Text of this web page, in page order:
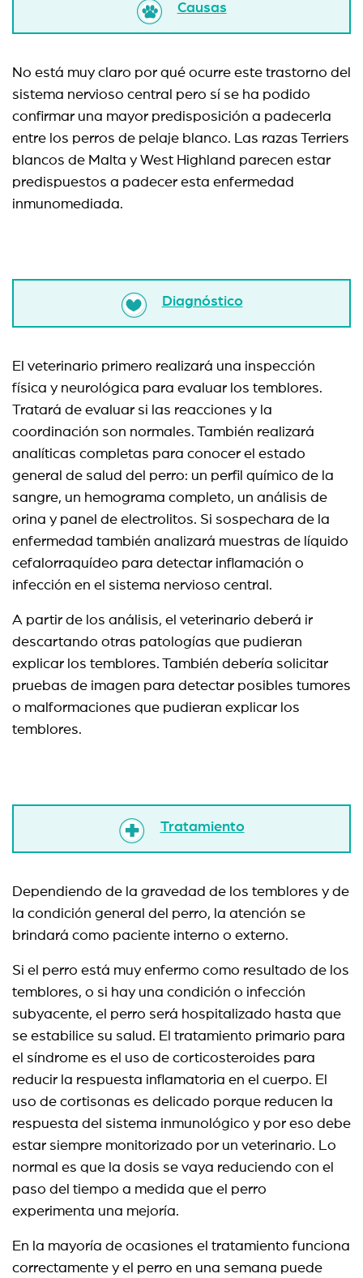
Causas
No está muy claro por qué ocurre este trastorno del
sistema nervioso central pero sí se ha podido
confirmar una mayor predisposición a padecerla
entre los perros de pelaje blanco. Las razas Terriers
blancos de Malta y West Highland parecen estar
predispuestos a padecer esta enfermedad
inmunomediada.
Diagnóstico
El veterinario primero realizará una inspección
física y neurológica para evaluar los temblores.
Tratará de evaluar si las reacciones y la
coordinación son normales. También realizará
analíticas completas para conocer el estado
general de salud del perro: un perfil químico de la
sangre, un hemograma completo, un análisis de
orina y panel de electrolitos. Si sospechara de la
enfermedad también analizará muestras de líquido
cefalorraquídeo para detectar inflamación o
infección en el sistema nervioso central.
A partir de los análisis, el veterinario deberá ir
descartando otras patologías que pudieran
explicar los temblores. También debería solicitar
pruebas de imagen para detectar posibles tumores
o malformaciones que pudieran explicar los
temblores.
Tratamiento
Dependiendo de la gravedad de los temblores y de
la condición general del perro, la atención se
brindará como paciente interno o externo.
Si el perro está muy enfermo como resultado de los
temblores, o si hay una condición o infección
subyacente, el perro será hospitalizado hasta que
se estabilice su salud. El tratamiento primario para
el síndrome es el uso de corticosteroides para
reducir la respuesta inflamatoria en el cuerpo. El
uso de cortisonas es delicado porque reducen la
respuesta del sistema inmunológico y por eso debe
estar siempre monitorizado por un veterinario. Lo
normal es que la dosis se vaya reduciendo con el
paso del tiempo a medida que el perro
experimenta una mejoría.
En la mayoría de ocasiones el tratamiento funciona
correctamente y el perro en una semana puede